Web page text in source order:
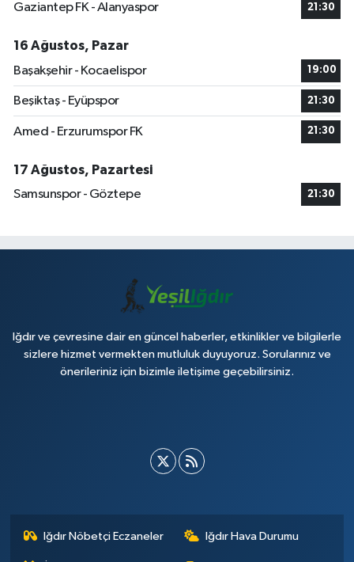
Gaziantep FK - Alanyaspor 21:30
16 Ağustos, Pazar
Başakşehir - Kocaelispor
19:00
Beşiktaş - Eyüpspor 21:30
Amed - Erzurumspor FK 21:30
17 Ağustos, Pazartesi
Samsunspor - Göztepe
21:30
Iğdır ve çevresine dair en güncel haberler, etkinlikler ve bilgilerle
sizlere hizmet vermekten mutluluk duyuyoruz. Sorularınız ve
önerileriniz için bizimle iletişime geçebilirsiniz.
Iğdır Nöbetçi Eczaneler Iğdır Hava Durumu